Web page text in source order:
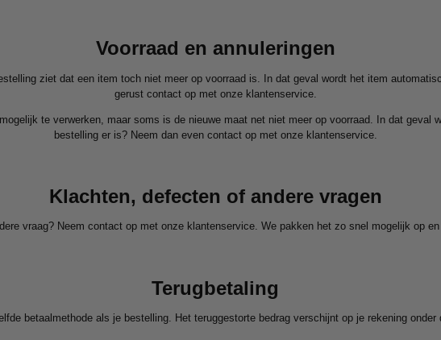
Voorraad en annuleringen
ziet dat een item toch niet meer op voorraad is. In dat geval wordt het item
gerust contact op met onze klantenservice.
te verwerken, maar soms is de nieuwe maat net niet meer op voorraad. In dat geval
bestelling er is? Neem dan even contact op met onze klantenservice.
Klachten, defecten of andere vragen
vraag? Neem contact op met onze klantenservice. We pakken het zo snel mogelijk op
Terugbetaling
betaalmethode als je bestelling. Het teruggestorte bedrag verschijnt op je rekening onder